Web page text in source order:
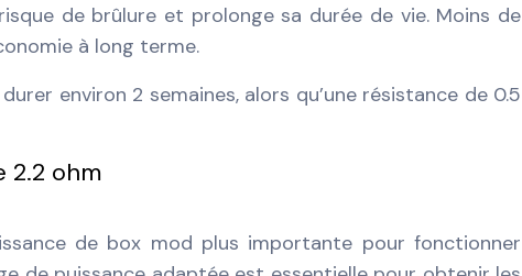
de brûlure et prolonge sa durée de vie. Moins de
à long terme.
environ 2 semaines, alors qu’une résistance de 0.5
2.2 ohm
de box mod plus importante pour fonctionner